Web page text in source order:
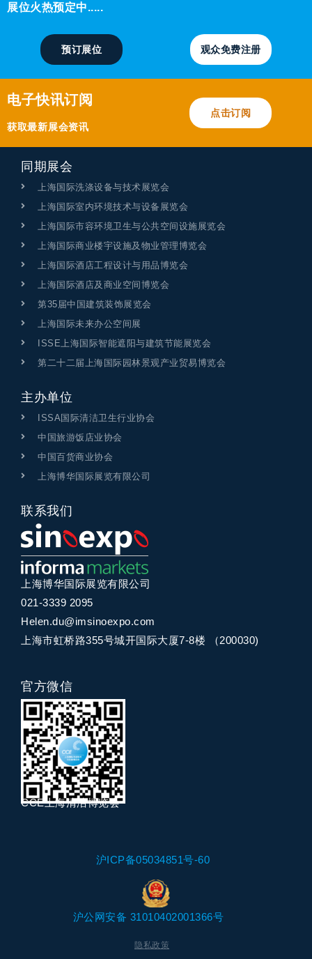
展位火热预定中.....
预订展位 观众免费注册
电子快讯订阅
获取最新展会资讯
点击订阅
同期展会
上海国际洗涤设备与技术展览会
上海国际室内环境技术与设备展览会
上海国际市容环境卫生与公共空间设施展览会
上海国际商业楼宇设施及物业管理博览会
上海国际酒店工程设计与用品博览会
上海国际酒店及商业空间博览会
第35届中国建筑装饰展览会
上海国际未来办公空间展
ISSE上海国际智能遮阳与建筑节能展览会
第二十二届上海国际园林景观产业贸易博览会
主办单位
ISSA国际清洁卫生行业协会
中国旅游饭店业协会
中国百货商业协会
上海博华国际展览有限公司
联系我们
上海博华国际展览有限公司
021-3339 2095
Helen.du@imsinoexpo.com
上海市虹桥路355号城开国际大厦7-8楼 （200030)
官方微信
CCE上海清洁博览会
沪ICP备05034851号-60
沪公网安备 31010402001366号
隐私政策